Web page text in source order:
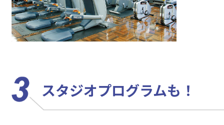
スタジオプログラムも！